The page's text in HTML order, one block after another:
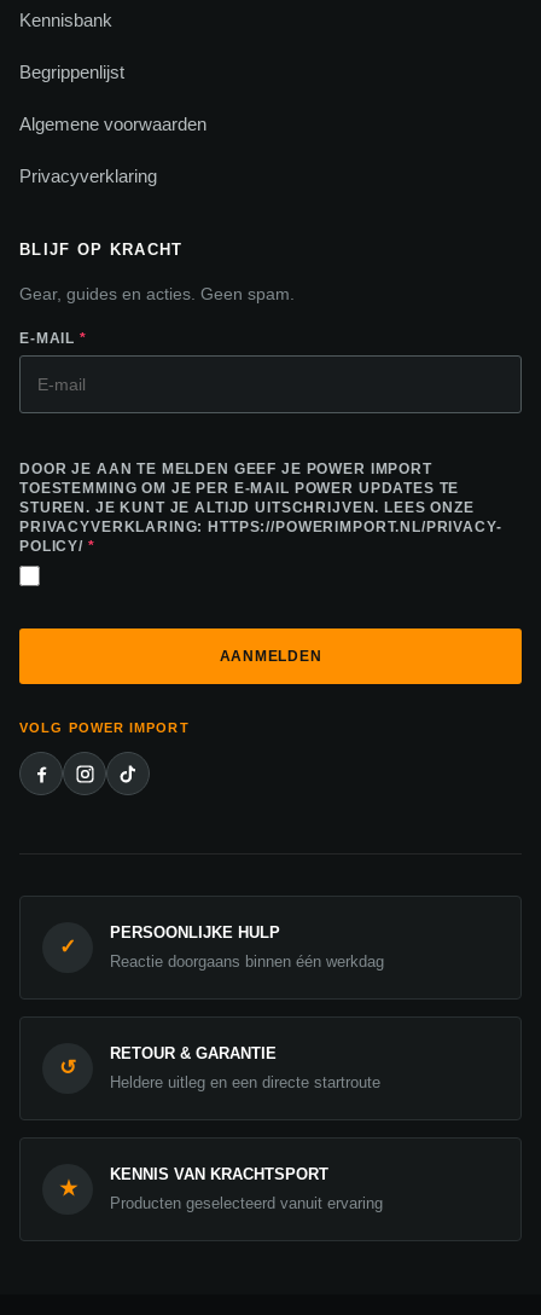
Kennisbank
Begrippenlijst
Algemene voorwaarden
Privacyverklaring
BLIJF OP KRACHT
Gear, guides en acties. Geen spam.
E-MAIL *
DOOR JE AAN TE MELDEN GEEF JE POWER IMPORT
TOESTEMMING OM JE PER E-MAIL POWER UPDATES TE
STUREN. JE KUNT JE ALTIJD UITSCHRIJVEN. LEES ONZE
PRIVACYVERKLARING: HTTPS://POWERIMPORT.NL/PRIVACY-
POLICY/ *
VOLG POWER IMPORT
✓
PERSOONLIJKE HULP
Reactie doorgaans binnen één werkdag
↺
RETOUR & GARANTIE
Heldere uitleg en een directe startroute
★
KENNIS VAN KRACHTSPORT
Producten geselecteerd vanuit ervaring